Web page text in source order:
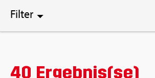
Fil­ter
40 Ergebnis(se)